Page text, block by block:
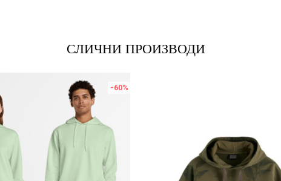
СЛИЧНИ ПРОИЗВОДИ
-60%